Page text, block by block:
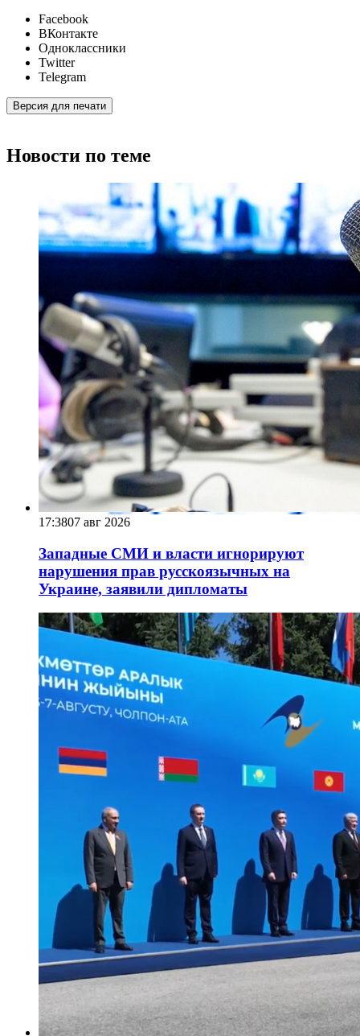
Facebook
ВКонтакте
Одноклассники
Twitter
Telegram
Версия для печати
Новости по теме
17:3807 авг 2026
Западные СМИ и власти игнорируют
нарушения прав русскоязычных на
Украине, заявили дипломаты